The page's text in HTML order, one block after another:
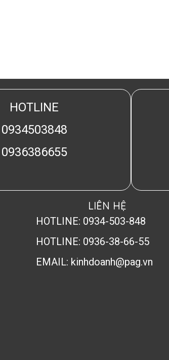
HOTLINE
0934503848
0936386655
LIÊN HỆ
HOTLINE: 0934-503-848
HOTLINE: 0936-38-66-55
EMAIL: kinhdoanh@pag.vn